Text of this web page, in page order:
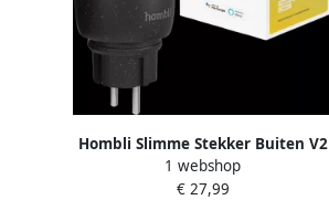
Hombli Slimme Stekker Buiten V2
Zwart
1 webshop
€ 27,99